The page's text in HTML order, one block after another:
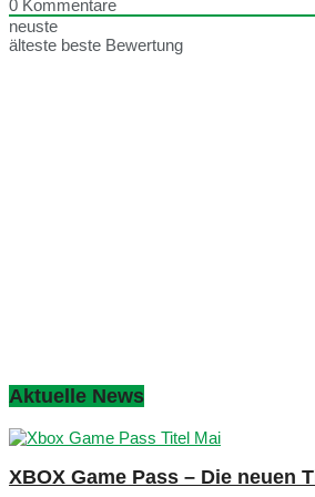
0 Kommentare
neuste
älteste beste Bewertung
Aktuelle News
XBOX Game Pass – Die neuen